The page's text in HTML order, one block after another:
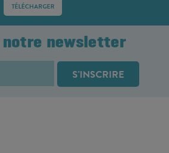
TÉLÉCHARGER
notre newsletter